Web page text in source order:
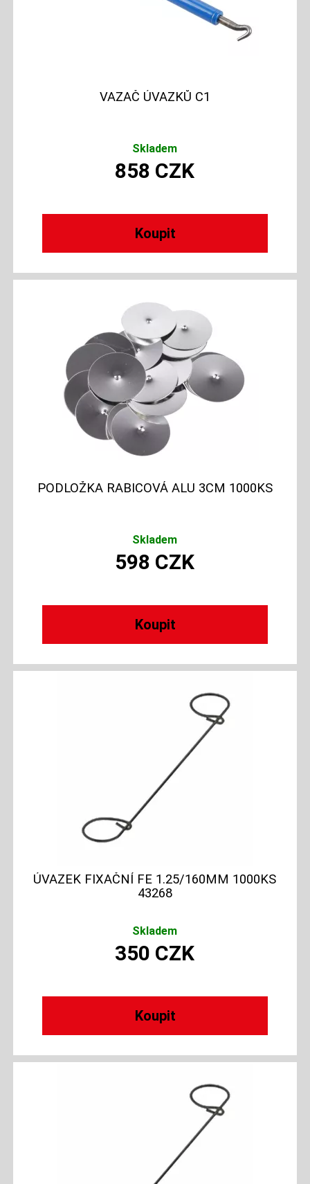
VAZAČ ÚVAZKŮ C1
Skladem
858 CZK
PODLOŽKA RABICOVÁ ALU 3CM 1000KS
Skladem
598 CZK
ÚVAZEK FIXAČNÍ FE 1.25/160MM 1000KS
43268
Skladem
350 CZK